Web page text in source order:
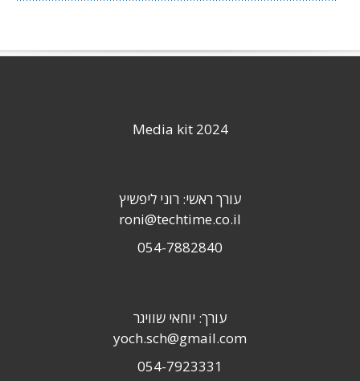
Media kit 2024
עורך ראשי: רוני ליפשיץ
roni@techtime.co.il
054-7882840
עורך: יוחאי שוויגר
yoch.sch@gmail.com
054-7923331